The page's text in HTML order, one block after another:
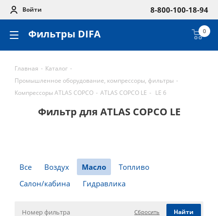
Войти 8-800-100-18-94
Фильтры DIFA 0
Главная - Каталог -
Промышленное оборудование, компрессоры, фильтры -
Компрессоры ATLAS COPCO - ATLAS COPCO LE - LE 6
Фильтр для ATLAS COPCO LE
Все Воздух Масло
Топливо
Салон/кабина
Гидравлика
Сбросить